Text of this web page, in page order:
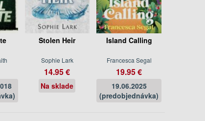
Stolen Heir
Sophie Lark
14.95 €
Na sklade
Island Calling
Francesca Segal
19.95 €
19.06.2025
(predobjednávka)